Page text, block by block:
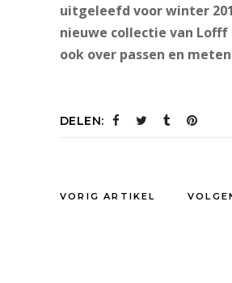
uitgeleefd voor winter
nieuwe collectie van Lofff
ook over passen en
DELEN:
VORIG ARTIKEL